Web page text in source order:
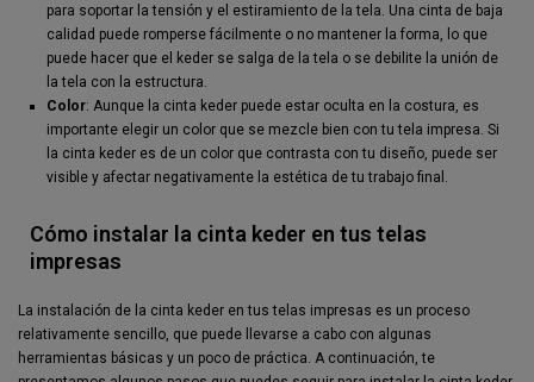
para soportar la tensión y el estiramiento de la tela. Una cinta de baja
calidad puede romperse fácilmente o no mantener la forma, lo que
puede hacer que el keder se salga de la tela o se debilite la unión de
la tela con la estructura.
Color: Aunque la cinta keder puede estar oculta en la costura, es
importante elegir un color que se mezcle bien con tu tela impresa. Si
la cinta keder es de un color que contrasta con tu diseño, puede ser
visible y afectar negativamente la estética de tu trabajo final.
Cómo instalar la cinta keder en tus telas
impresas
La instalación de la cinta keder en tus telas impresas es un proceso
relativamente sencillo, que puede llevarse a cabo con algunas
herramientas básicas y un poco de práctica. A continuación, te